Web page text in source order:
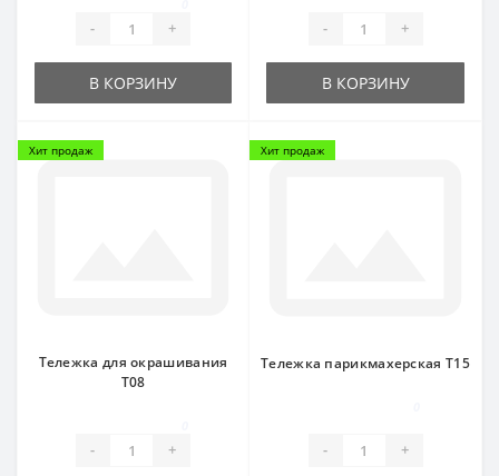
- +
В КОРЗИНУ
- +
В КОРЗИНУ
Хит продаж
Тележка для окрашивания
Т08
- +
Хит продаж
Тележка парикмахерская Т15
- +